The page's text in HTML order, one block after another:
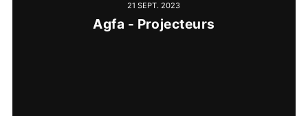
21 SEPT. 2023
Agfa - Projecteurs